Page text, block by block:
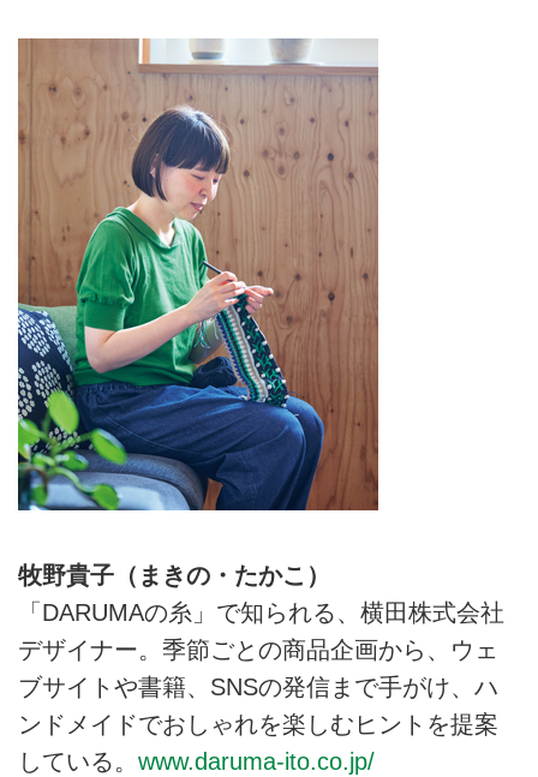
れを楽しむ、ぬ衣さんの春夏秋冬
の装いを拝見します。（別冊天然
生活『歳を重ねて楽しむ暮らし
vol.3』掲載）
牧野貴子（まきの・たかこ）
「DARUMAの糸」で知られる、横田株式会社
デザイナー。季節ごとの商品企画から、ウェ
ブサイトや書籍、SNSの発信まで手がけ、ハ
ンドメイドでおしゃれを楽しむヒントを提案
している。 www.daruma-ito.co.jp/